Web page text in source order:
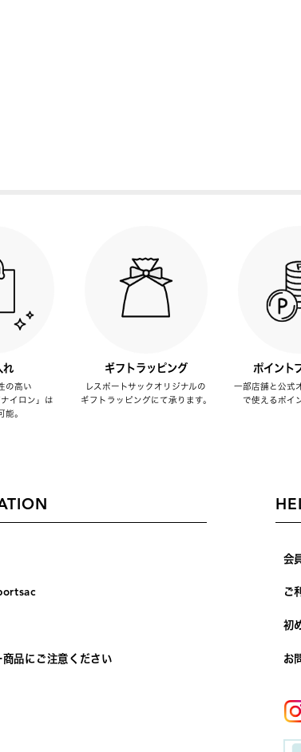
れ
の高い
ナイロン」は
能。
ギフトラッピング
レスポートサックオリジナルの
ギフトラッピングにて承ります。
ポイント
一部店舗と公式
で使えるポイ
品にご注意ください
会
ご
初
お